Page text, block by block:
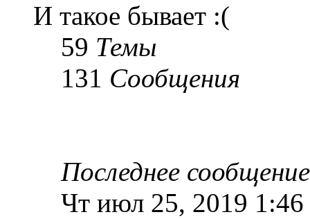
И такое бывает
59 Темы
131 Сообщения
Последнее сообщение
Чт июл 25, 2019 1:46